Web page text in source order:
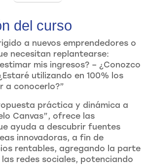
del curso
a nuevos emprendedores o
necesitan replantearse:
mis ingresos? – ¿Conozco
utilizando en 100% los
a conocerlo?”
práctica y dinámica a
Canvas”, ofrece las
ayuda a descubrir fuentes
innovadoras, a fin de
rentables, agregando la parte
redes sociales, potenciando